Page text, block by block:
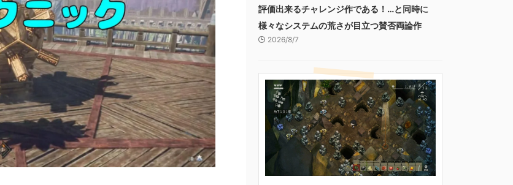
評価出来るチャレンジ作である！…と同時に
様々なシステムの荒さが目立つ賛否両論作
2026/8/7